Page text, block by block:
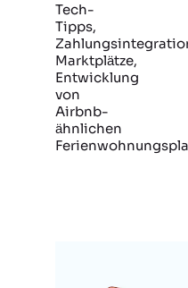
Tech-
Tipps,
Marktplätze,
Entwicklung
von
Airbnb-
ähnlichen